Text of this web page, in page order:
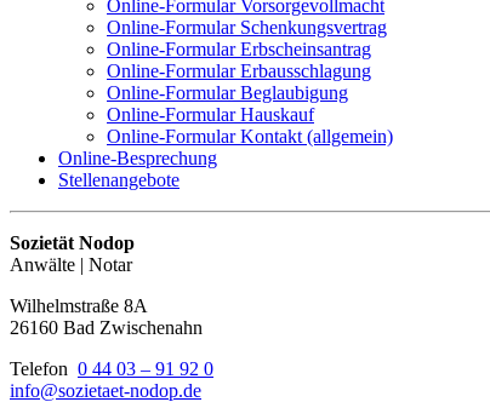
Online-Formular Vorsorgevollmacht
Online-Formular Schenkungsvertrag
Online-Formular Erbscheinsantrag
Online-Formular Erbausschlagung
Online-Formular Beglaubigung
Online-Formular Hauskauf
Online-Formular Kontakt (allgemein)
Online-Besprechung
Stellenangebote
Sozietät Nodop
Anwälte | Notar
Wilhelmstraße 8A
26160 Bad Zwischenahn
Telefon 0 44 03 – 91 92 0
info@sozietaet-nodop.de